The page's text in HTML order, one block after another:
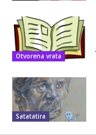
Otvorena vrata
Satatatira